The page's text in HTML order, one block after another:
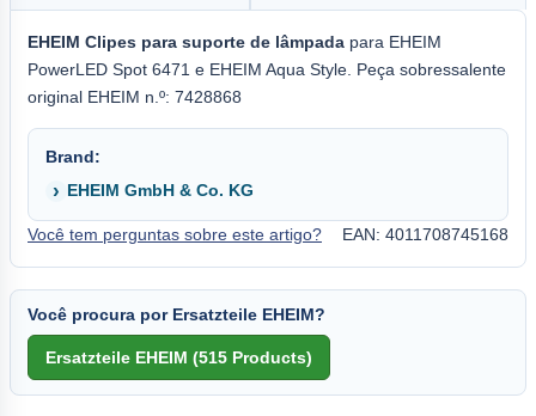
EHEIM Clipes para suporte de lâmpada para EHEIM
PowerLED Spot 6471 e EHEIM Aqua Style. Peça sobressalente
original EHEIM n.º: 7428868
Brand:
EHEIM GmbH & Co. KG
EAN: 4011708745168
Você tem perguntas sobre este artigo?
Você procura por Ersatzteile EHEIM?